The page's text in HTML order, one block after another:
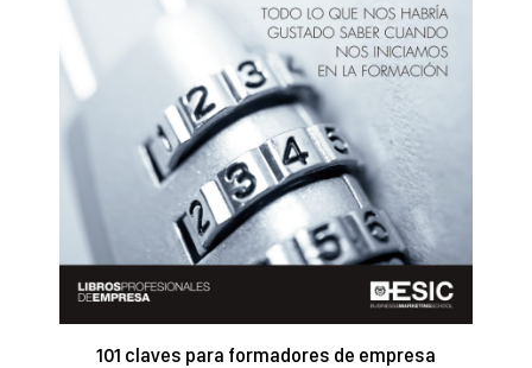
101 claves para formadores de empresa